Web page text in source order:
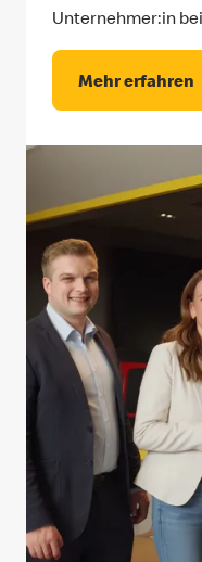
Unternehmer:in
Mehr erfahren